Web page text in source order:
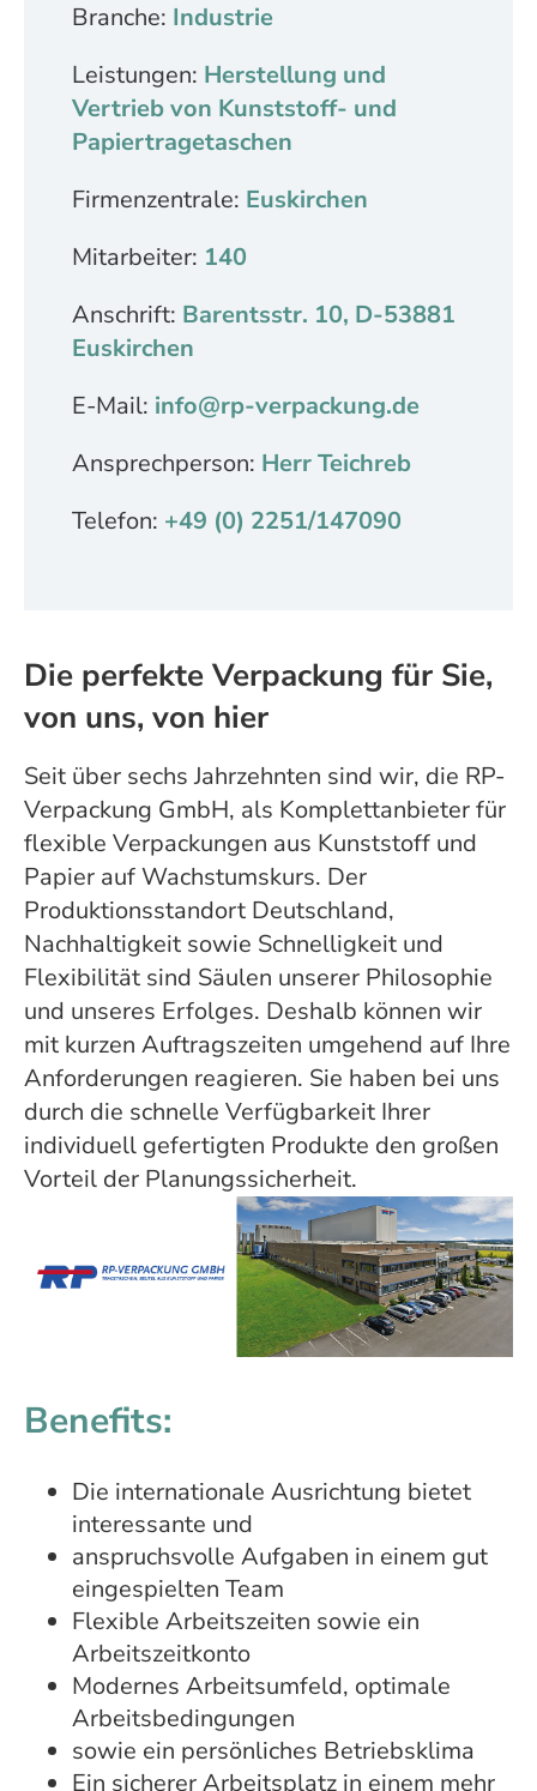
Die perfekte Verpackung für Sie,
von uns, von hier
Seit über sechs Jahrzehnten sind wir, die RP-
Verpackung GmbH, als Komplettanbieter für
flexible Verpackungen aus Kunststoff und
Papier auf Wachstumskurs. Der
Produktionsstandort Deutschland,
Nachhaltigkeit sowie Schnelligkeit und
Flexibilität sind Säulen unserer Philosophie
und unseres Erfolges. Deshalb können wir
mit kurzen Auftragszeiten umgehend auf Ihre
Anforderungen reagieren. Sie haben bei uns
durch die schnelle Verfügbarkeit Ihrer
individuell gefertigten Produkte den großen
Vorteil der Planungssicherheit.
Benefits:
Die internationale Ausrichtung bietet
interessante und
anspruchsvolle Aufgaben in einem gut
eingespielten Team
Flexible Arbeitszeiten sowie ein
Arbeitszeitkonto
Modernes Arbeitsumfeld, optimale
Arbeitsbedingungen
sowie ein persönliches Betriebsklima
Ein sicherer Arbeitsplatz in einem mehr
Branche: Industrie
Leistungen: Herstellung und
Vertrieb von Kunststoff- und
Papiertragetaschen
Firmenzentrale: Euskirchen
Mitarbeiter: 140
Anschrift: Barentsstr. 10, D-53881
Euskirchen
E-Mail: info@rp-verpackung.de
Ansprechperson: Herr Teichreb
Telefon: +49 (0) 2251/147090